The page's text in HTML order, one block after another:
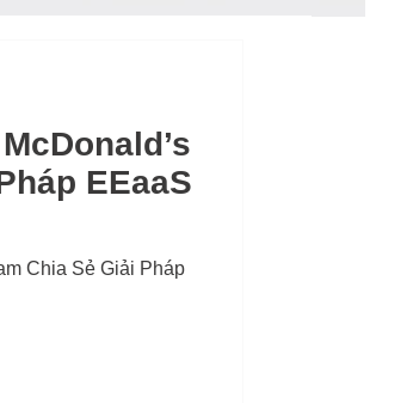
EEaaS
Chia Sẻ Giải Pháp